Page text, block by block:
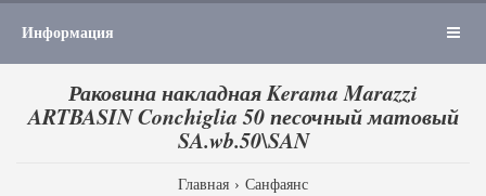
Информация
Раковина накладная Kerama Marazzi
ARTBASIN Conchiglia 50 песочный матовый
SA.wb.50\SAN
Главная
Санфаянс